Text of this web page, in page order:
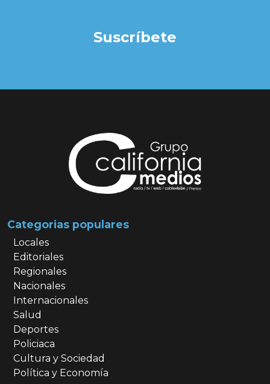
Suscríbete
Categorias populares
Locales
Editoriales
Regionales
Nacionales
Internacionales
Salud
Deportes
Policiaca
Cultura y Sociedad
Política y Economía